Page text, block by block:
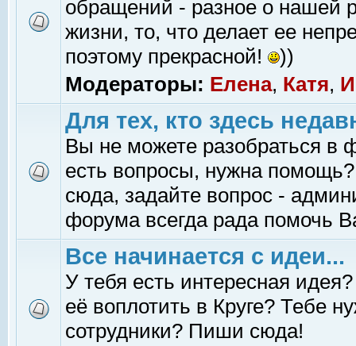
обращений - разное о нашей
жизни, то, что делает ее
поэтому прекрасной!
))
Модераторы: Елена, Катя,
Для тех, кто здесь
Вы не можете разобраться в
есть вопросы, нужна помощь?
сюда, задайте вопрос -
форума всегда рада помочь
Все начинается с идеи...
У тебя есть интересная
её воплотить в Круге? Тебе
сотрудники? Пиши сюда!